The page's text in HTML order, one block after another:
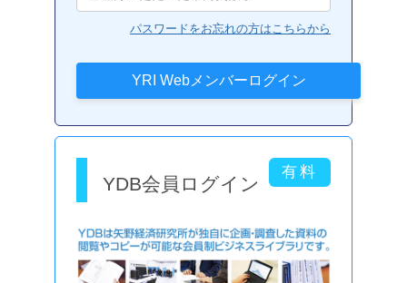
パスワードをお忘れの方はこちらから
YDB会員ログイン